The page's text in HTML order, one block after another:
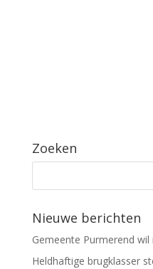
Zoeken
Nieuwe berichten
Gemeente Purmerend
Heldhaftige brugklasser